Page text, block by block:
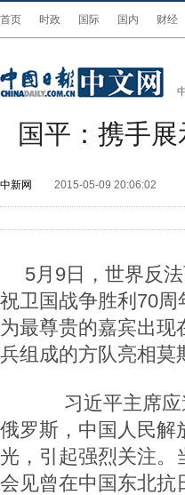
首页 时政 国际 国内 财经
国平：携手
中新网 2015-05-09 20:06:02
5月9日，世界反
祝卫国战争胜利70
为最尊贵的嘉宾出现
兵组成的方队亮相莫
习近平主席应
俄罗斯，中国人民解
光，引起强烈关注。
会见曾在中国东北抗